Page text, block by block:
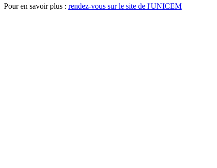
Pour en savoir plus : rendez-vous sur le site de l'UNICEM